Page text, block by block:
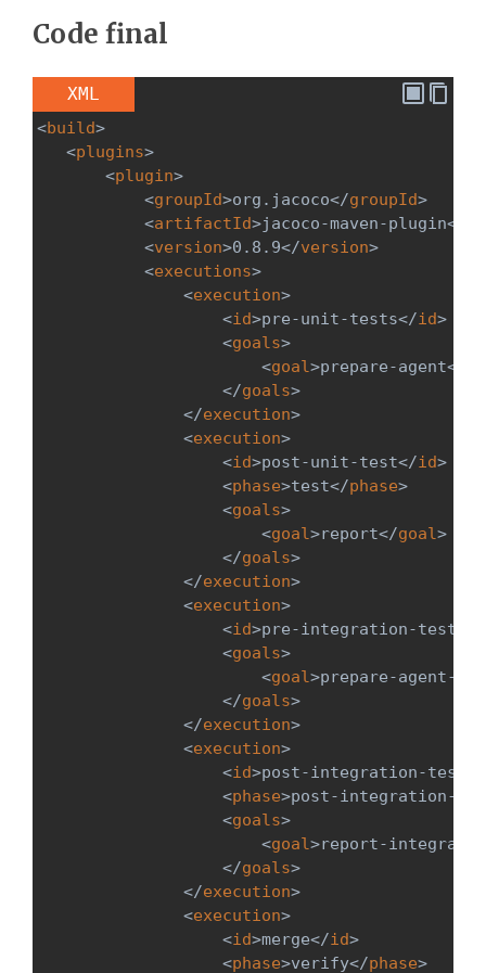
Code final
XML
<build>
<plugins>
<plugin>
<groupId>org.jacoco</groupId>
<artifactId>jacoco-maven-plugin</
<version>0.8.9</version>
<executions>
<execution>
<id>pre-unit-tests</id>
<goals>
<goal>prepare-agent</
</goals>
</execution>
<execution>
<id>post-unit-test</id>
<phase>test</phase>
<goals>
<goal>report</goal>
</goals>
</execution>
<execution>
<id>pre-integration-tests
<goals>
<goal>prepare-agent-
</goals>
</execution>
<execution>
<id>post-integration-tests
<phase>post-integration-
<goals>
<goal>report-
</goals>
</execution>
<execution>
<id>merge</id>
<phase>verify</phase>